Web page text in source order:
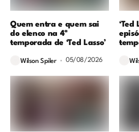
Quem entra e quem sai
do elenco na 4ª
temporada de ‘Ted Lasso’
Wilson Spiler 05/08/2026
‘Ted